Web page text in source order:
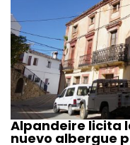
Alpandeire licita
nuevo albergue